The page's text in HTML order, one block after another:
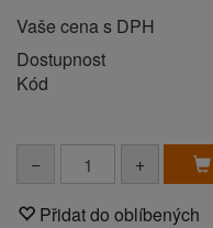
Vaše cena s DPH
Dostupnost
Kód
− +
Přidat do oblíbených